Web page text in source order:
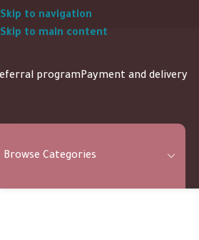
Skip to navigation
Skip to main content
programPayment and delivery
Browse Categories